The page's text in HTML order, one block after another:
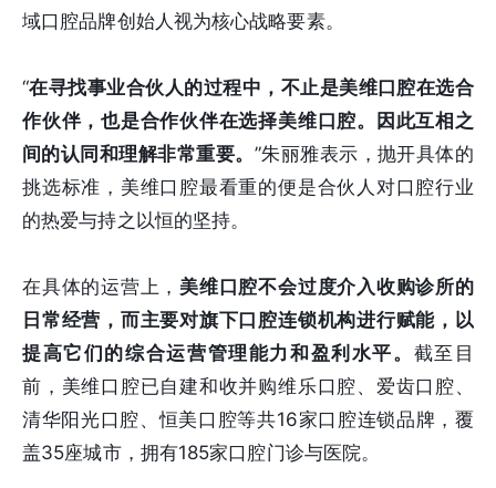
域口腔品牌创始人视为核心战略要素。
“在寻找事业合伙人的过程中，不止是美维口腔在选合
作伙伴，也是合作伙伴在选择美维口腔。因此互相之
间的认同和理解非常重要。 ”朱丽雅表示，抛开具体的
挑选标准，美维口腔最看重的便是合伙人对口腔行业
的热爱与持之以恒的坚持。
在具体的运营上， 美维口腔不会过度介入收购诊所的
日常经营，而主要对旗下口腔连锁机构进行赋能，以
提高它们的综合运营管理能力和盈利水平。 截至目
前，美维口腔已自建和收并购维乐口腔、爱齿口腔、
清华阳光口腔、恒美口腔等共16家口腔连锁品牌，覆
盖35座城市，拥有185家口腔门诊与医院。